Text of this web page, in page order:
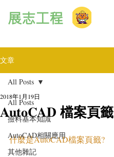
展志工程
文章
All Posts
撿料基本知識
AutoCAD相關應用
其他雜記
All Posts
AutoCAD 檔案頁籤
2018年1月19日
什麼是AutoCAD檔案頁籤?